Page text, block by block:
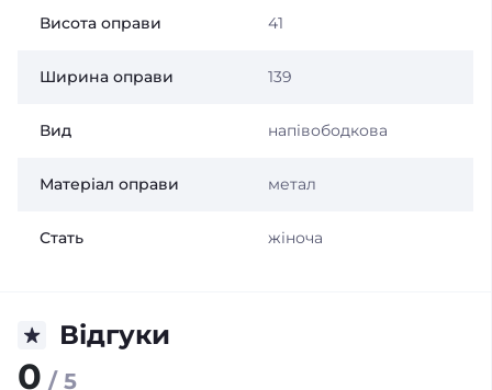
Висота оправи 41
Ширина оправи 139
Вид напівободкова
Матеріал оправи метал
Стать жіноча
Відгуки
0 / 5